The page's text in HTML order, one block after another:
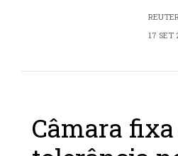
17 SET
Câmara